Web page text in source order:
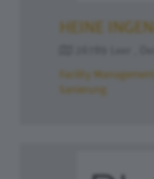
HEINE
Facility Management
Sanierung